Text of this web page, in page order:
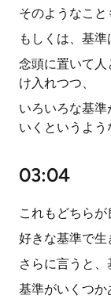
そのようなこと
もしくは、基準
念頭に置いて
け入れつつ、
いろいろな基
いくというよう
03:04
これもどちらが
好きな基準で生
さらに言うと、
基準がいくつか